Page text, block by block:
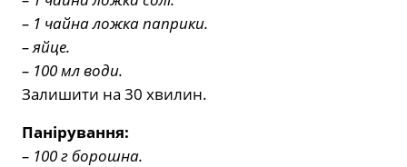
– 1 чайна ложка паприки.
– яйце.
– 100 мл води.
Залишити на 30 хвилин.
Панірування:
– 100 г борошна.